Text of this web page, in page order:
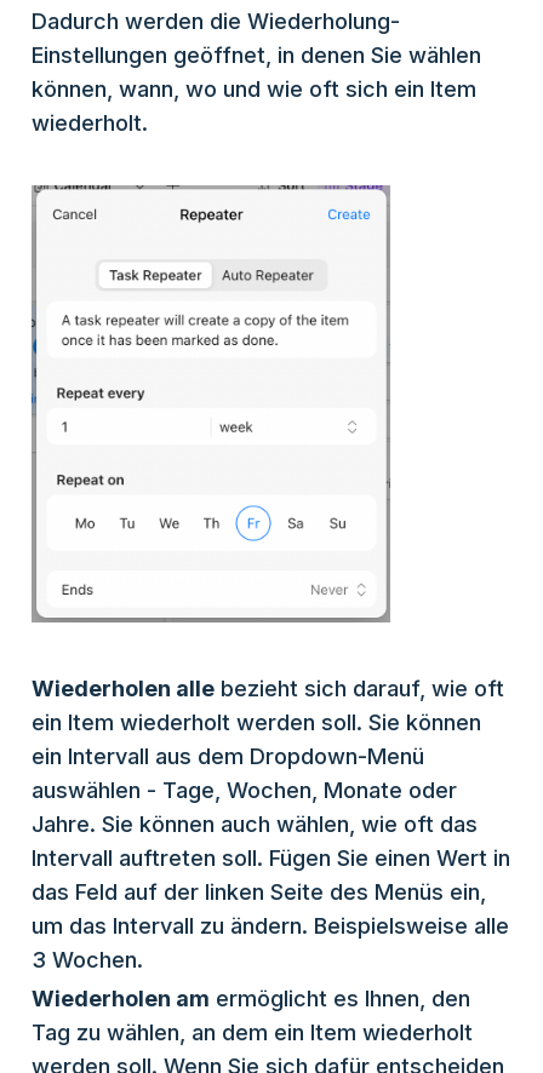
Dadurch werden die Wiederholung-
Einstellungen geöffnet, in denen Sie wählen
können, wann, wo und wie oft sich ein Item
wiederholt.
Wiederholen alle bezieht sich darauf, wie oft
ein Item wiederholt werden soll. Sie können
ein Intervall aus dem Dropdown-Menü
auswählen - Tage, Wochen, Monate oder
Jahre. Sie können auch wählen, wie oft das
Intervall auftreten soll. Fügen Sie einen Wert in
das Feld auf der linken Seite des Menüs ein,
um das Intervall zu ändern. Beispielsweise alle
3 Wochen.
Wiederholen am ermöglicht es Ihnen, den
Tag zu wählen, an dem ein Item wiederholt
werden soll. Wenn Sie sich dafür entscheiden,